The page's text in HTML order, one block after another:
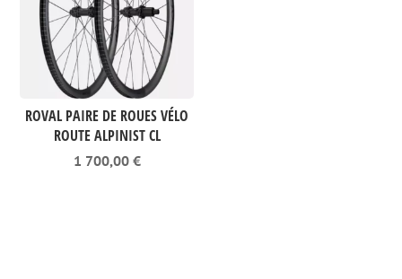
ROVAL PAIRE DE ROUES VÉLO
ROUTE ALPINIST CL
1 700,00 €